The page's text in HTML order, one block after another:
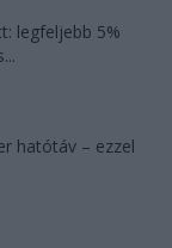
legfeljebb 5%
hatótáv – ezzel